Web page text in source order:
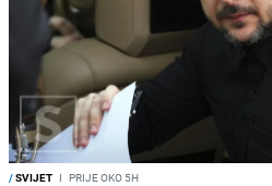
/SVIJET I PRIJE OKO 5H